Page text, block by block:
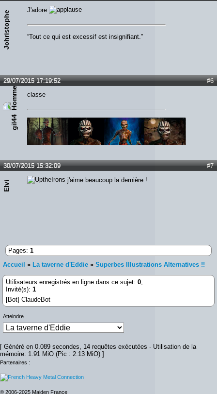
Jchristophe J'adore
“Tout ce qui est excessif est insignifiant.”
#6
29/07/2015 17:19:52
gil44
classe
#7
30/07/2015 15:32:09
Elvi j'aime beaucoup la dernière !
Pages: 1
Accueil » La taverne d'Eddie » Superbes Illustrations Alternatives !!
Utilisateurs enregistrés en ligne dans ce sujet: 0
Invité(s): 1
[Bot] ClaudeBot
Atteindre
[ Généré en 0.089 secondes, 14 requêtes exécutées - Utilisation de la
mémoire: 1.91 MiO (Pic : 2.13 MiO) ]
Partenaires :
© 2006-2025 Maiden France